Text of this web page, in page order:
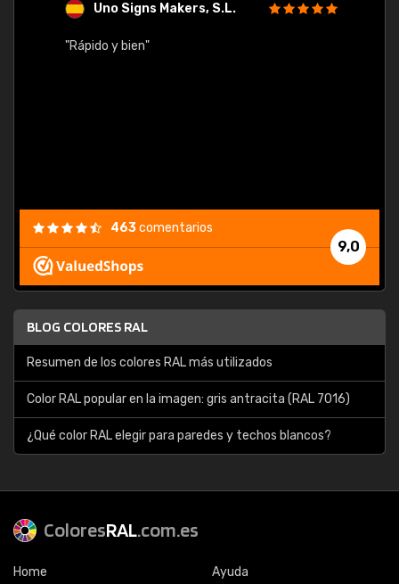
Uno Signs Makers, S.L.
"Rápido y bien"
9,0
463comentarios
BLOG COLORES RAL
Resumen de los colores RAL más utilizados
Color RAL popular en la imagen: gris antracita (RAL 7016)
¿Qué color RAL elegir para paredes y techos blancos?
ColoresRAL.com.es
Home Ayuda